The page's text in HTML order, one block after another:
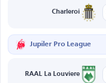
Charleroi
Jupiler Pro League
RAAL La Louviere